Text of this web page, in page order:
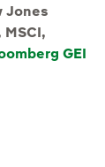
Jones
MSCI,
GEI